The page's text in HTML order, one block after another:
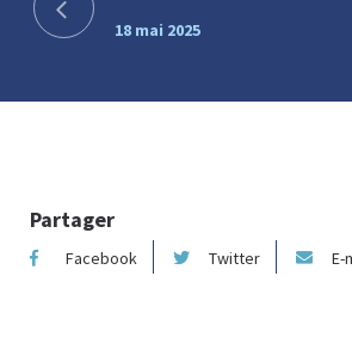
18 mai 2025
Partager
Facebook Twitter E-